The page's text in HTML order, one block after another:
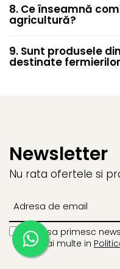
RIDICHI
Insecticide
Fertilizanți foliari
RUCOLA
Fungicide
SALATĂ
Fungicide
Insecticide
Biostimulatori
8. Ce înseamnă
agricultură?
9. Sunt produsele
destinate
Newsletter
Nu rata ofertele si
Vreau sa primesc
Afla mai multe in